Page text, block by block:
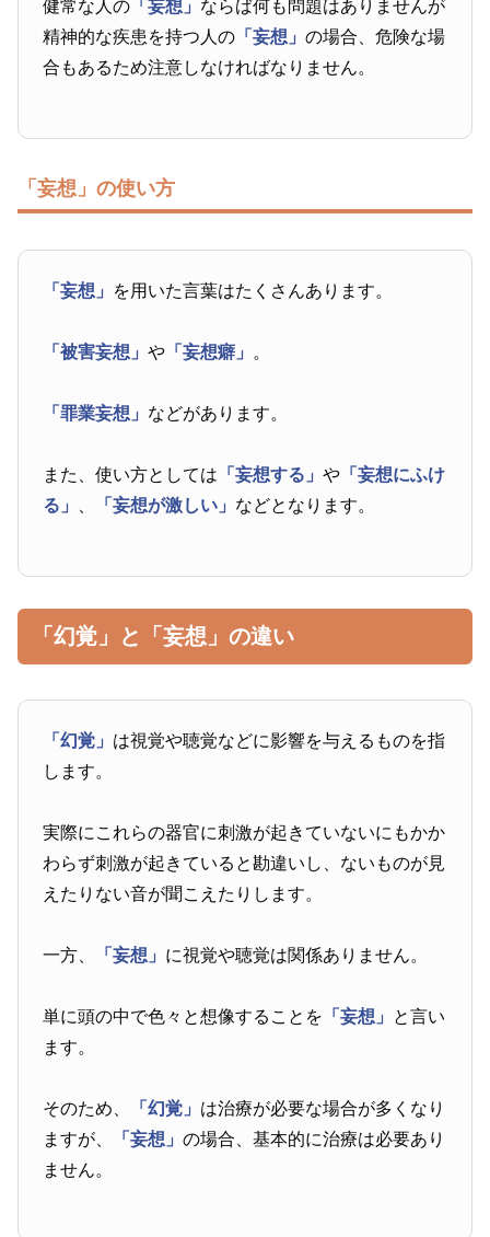
健常な人の 「妄想」 ならば何も問題はありませんが
精神的な疾患を持つ人の 「妄想」の場合、危険な場
合もあるため注意しなければなりません。
「妄想」の使い方
「妄想」 を用いた言葉はたくさんあります。
「被害妄想」や 「妄想癖」 。
「罪業妄想」 などがあります。
また、使い方としては 「妄想する」や 「妄想にふけ
る」
「妄想が激しい」 などとなります。
「幻覚」と「妄想」の違い
「幻覚」 は視覚や聴覚などに影響を与えるものを指
します。
実際にこれらの器官に刺激が起きていないにもかか
わらず刺激が起きていると勘違いし、ないものが見
えたりない音が聞こえたりします。
一方、 「妄想」 に視覚や聴覚は関係ありません。
単に頭の中で色々と想像することを 「妄想」 と言い
ます。
そのため、 「幻覚」 は治療が必要な場合が多くなり
ますが、
「妄想」の場合、基本的に治療は必要あり
ません。